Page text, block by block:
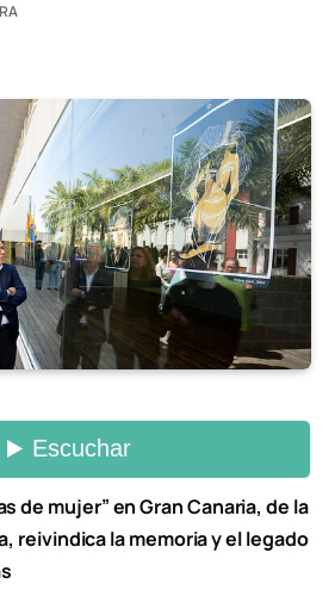
de mujer” en Gran Canaria, de la
reivindica la memoria y el legado